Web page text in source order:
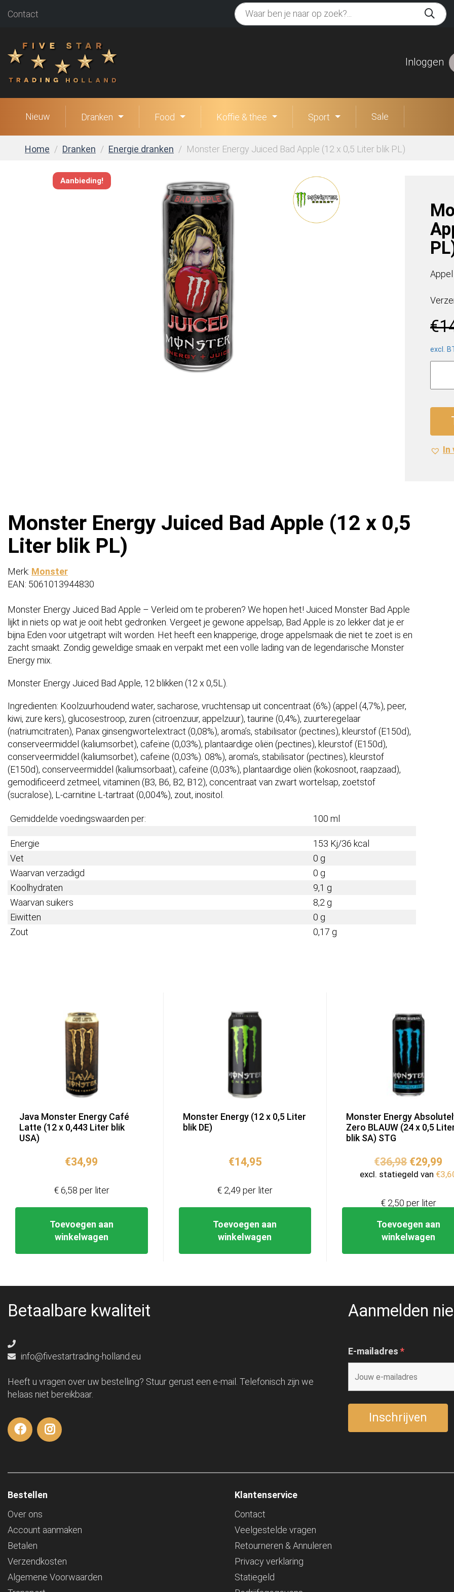
Contact
Inloggen
Nieuw Dranken Food Koffie & thee Sport Sale
Home Dranken Energie dranken Monster Energy Juiced Bad Apple (12 x 0,5 Liter blik PL)
Aanbieding!
€
excl.
x
0,5 In
Monster Energy Juiced Bad Apple (12 x 0,5
Liter blik PL)
Merk: Monster
EAN: 5061013944830
Monster Energy Juiced Bad Apple – Verleid om te proberen? We hopen het! Juiced Monster Bad Apple
lijkt in niets op wat je ooit hebt gedronken. Vergeet je gewone appelsap, Bad Apple is zo lekker dat je er
bijna Eden voor uitgetrapt wilt worden. Het heeft een knapperige, droge appelsmaak die niet te zoet is en
zacht smaakt. Zondig geweldige smaak en verpakt met een volle lading van de legendarische Monster
Energy mix.
Monster Energy Juiced Bad Apple, 12 blikken (12 x 0,5L).
Ingredienten: Koolzuurhoudend water, sacharose, vruchtensap uit concentraat (6%) (appel (4,7%), peer,
kiwi, zure kers), glucosestroop, zuren (citroenzuur, appelzuur), taurine (0,4%), zuurteregelaar
(natriumcitraten), Panax ginsengwortelextract (0,08%), aroma’s, stabilisator (pectines), kleurstof (E150d),
conserveermiddel (kaliumsorbet), cafeïne (0,03%), plantaardige oliën (pectines), kleurstof (E150d),
conserveermiddel (kaliumsorbet), cafeïne (0,03%). 08%), aroma’s, stabilisator (pectines), kleurstof
(E150d), conserveermiddel (kaliumsorbaat), cafeïne (0,03%), plantaardige oliën (kokosnoot, raapzaad),
gemodificeerd zetmeel, vitaminen (B3, B6, B2, B12), concentraat van zwart wortelsap, zoetstof
(sucralose), L-carnitine L-tartraat (0,004%), zout, inositol.
Gemiddelde voedingswaarden per: 100 ml
Energie
153 Kj/36 kcal
Vet
0 g
Waarvan verzadigd
0 g
Koolhydraten
9,1 g
Waarvan suikers
8,2 g
Eiwitten
0 g
Zout
0,17 g
Java Monster Energy Café
Latte (12 x 0,443 Liter blik
USA)
€34,99
Toevoegen aan
winkelwagen
€ 6,58 per liter
Monster Energy (12 x 0,5 Liter
blik DE)
€14,95
Toevoegen aan
winkelwagen
€ 2,49 per liter
Monster Energy
Zero BLAUW (24 x 0,5
blik SA) STG
€36,98
prijs
€36,98.
€29,99
excl. statiegeld van €
Toevoegen aan
winkelwagen
€ 2,50 per liter
Betaalbare kwaliteit
info@fivestartrading-holland.eu
Heeft u vragen over uw bestelling? Stuur gerust een e-mail. Telefonisch zijn we
helaas niet bereikbaar.
Aanmelden
E-mailadres *
Bestellen
Over ons
Account aanmaken
Betalen
Verzendkosten
Algemene Voorwaarden
Klantenservice
Contact
Veelgestelde vragen
Retourneren & Annuleren
Privacy verklaring
Statiegeld